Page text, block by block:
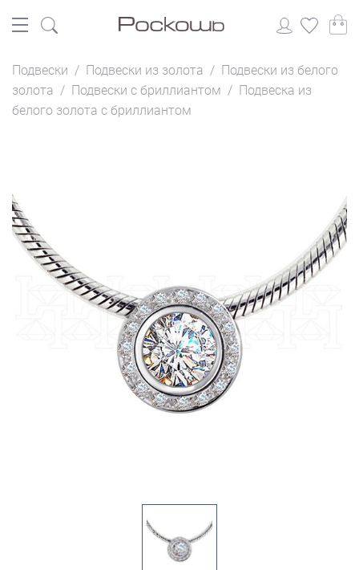
Подвески / Подвески из золота / Подвески из белого
золота / Подвески с бриллиантом / Подвеска из
белого золота с бриллиантом